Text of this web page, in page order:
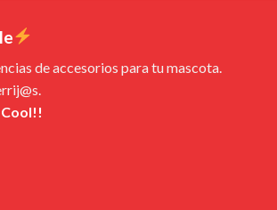
de accesorios para tu mascota.